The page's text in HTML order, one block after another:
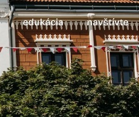
edukácia navštívte